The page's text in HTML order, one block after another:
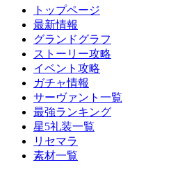
トップページ
最新情報
グランドグラフ
ストーリー攻略
イベント攻略
ガチャ情報
サーヴァント一覧
最強ランキング
星5礼装一覧
リセマラ
素材一覧